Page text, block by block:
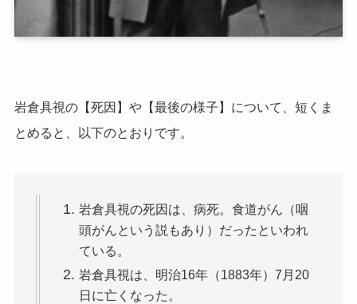
岩倉具視の【死因】や【最後の様子】について、短くま
とめると、以下のとおりです。
岩倉具視の死因は、病死。食道がん（咽
頭がんという説もあり）だったといわれ
ている。
岩倉具視は、明治16年（1883年）7月20
日に亡くなった。